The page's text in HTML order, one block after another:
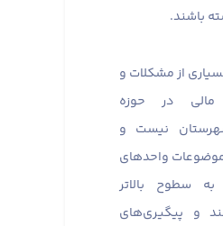
باشند.
از مشکلات و
مالی در حوزه
نیست و
واحدهای
سطوح بالاتر
و پیگیری‌های